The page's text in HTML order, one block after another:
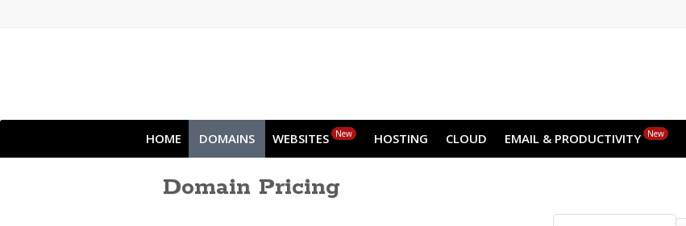
HOME DOMAINS WEBSITES New HOSTING CLOUD EMAIL & PRODUCTIVITY New
Domain Pricing